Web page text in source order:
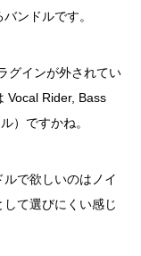
ンドルです。
グインが外されてい
Vocal Rider, Bass
）ですかね。
で欲しいのはノイ
て選びにくい感じ